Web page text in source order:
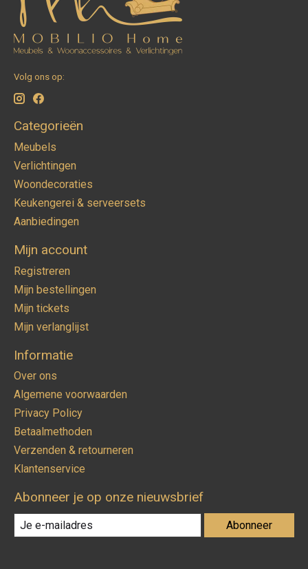
Volg ons op:
Categorieën
Meubels
Verlichtingen
Woondecoraties
Keukengerei & serveersets
Aanbiedingen
Mijn account
Registreren
Mijn bestellingen
Mijn tickets
Mijn verlanglijst
Informatie
Over ons
Algemene voorwaarden
Privacy Policy
Betaalmethoden
Verzenden & retourneren
Klantenservice
Abonneer je op onze nieuwsbrief
Abonneer